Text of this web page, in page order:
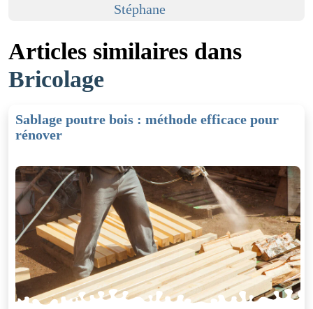
Stéphane
Articles similaires dans
Bricolage
Sablage poutre bois : méthode efficace pour
rénover